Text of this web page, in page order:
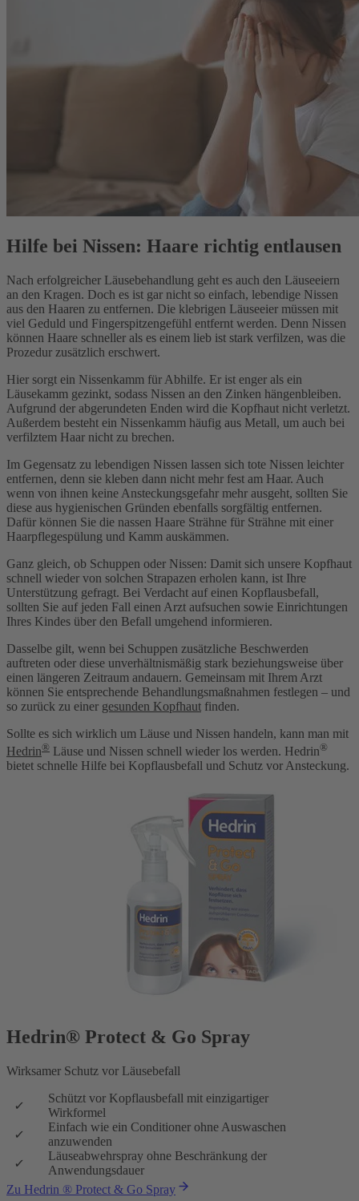
Hilfe bei Nissen: Haare richtig entlausen
Nach erfolgreicher Läusebehandlung geht es auch den Läuseeiern
an den Kragen. Doch es ist gar nicht so einfach, lebendige Nissen
aus den Haaren zu entfernen. Die klebrigen Läuseeier müssen mit
viel Geduld und Fingerspitzengefühl entfernt werden. Denn Nissen
können Haare schneller als es einem lieb ist stark verfilzen, was die
Prozedur zusätzlich erschwert.
Hier sorgt ein Nissenkamm für Abhilfe. Er ist enger als ein
Läusekamm gezinkt, sodass Nissen an den Zinken hängenbleiben.
Aufgrund der abgerundeten Enden wird die Kopfhaut nicht verletzt.
Außerdem besteht ein Nissenkamm häufig aus Metall, um auch bei
verfilztem Haar nicht zu brechen.
Im Gegensatz zu lebendigen Nissen lassen sich tote Nissen leichter
entfernen, denn sie kleben dann nicht mehr fest am Haar. Auch
wenn von ihnen keine Ansteckungsgefahr mehr ausgeht, sollten Sie
diese aus hygienischen Gründen ebenfalls sorgfältig entfernen.
Dafür können Sie die nassen Haare Strähne für Strähne mit einer
Haarpflegespülung und Kamm auskämmen.
Ganz gleich, ob Schuppen oder Nissen: Damit sich unsere Kopfhaut
schnell wieder von solchen Strapazen erholen kann, ist Ihre
Unterstützung gefragt. Bei Verdacht auf einen Kopflausbefall,
sollten Sie auf jeden Fall einen Arzt aufsuchen sowie Einrichtungen
Ihres Kindes über den Befall umgehend informieren.
Dasselbe gilt, wenn bei Schuppen zusätzliche Beschwerden
auftreten oder diese unverhältnismäßig stark beziehungsweise über
einen längeren Zeitraum andauern. Gemeinsam mit Ihrem Arzt
können Sie entsprechende Behandlungsmaßnahmen festlegen – und
so zurück zu einer gesunden Kopfhaut finden.
Sollte es sich wirklich um Läuse und Nissen handeln, kann man mit
Hedrin® Läuse und Nissen schnell wieder los werden. Hedrin®
bietet schnelle Hilfe bei Kopflausbefall und Schutz vor Ansteckung.
Hedrin® Protect & Go Spray
Wirksamer Schutz vor Läusebefall
Schützt vor Kopflausbefall mit einzigartiger
Wirkformel
Einfach wie ein Conditioner ohne Auswaschen
anzuwenden
Läuseabwehrspray ohne Beschränkung der
Anwendungsdauer
Zu Hedrin ® Protect & Go Spray